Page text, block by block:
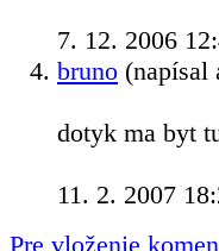
7. 12. 2006
bruno (napísal
dotyk ma byt
11. 2. 2007
Pre vloženie